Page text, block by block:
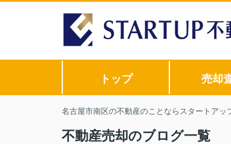
トップ 売却
名古屋市南区の不動産のことならスタートアッ
不動産売却のブログ一覧